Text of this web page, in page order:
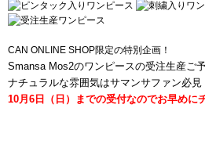
CAN ONLINE SHOP限定の特別企画！
Smansa Mos2のワンピースの受注生産ご予
ナチュラルな雰囲気はサマンサファン必見
10月6日（日）までの受付なのでお早めに